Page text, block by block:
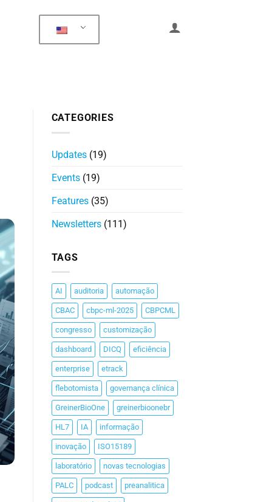
CATEGORIES
Updates(19)
Events(19)
Features(35)
Newsletters(111)
TAGS
AI auditoria automação
CBAC cbpc-ml-2025 CBPCML
congresso customização
dashboard DICQ eficiência
enterprise etrack
flebotomista governança clínica
GreinerBioOne greinerbioonebr
HL7 IA informação
inovação ISO15189
laboratório novas tecnologias
PALC podcast preanalitica